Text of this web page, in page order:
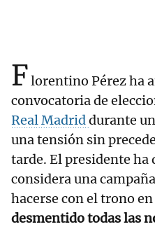
Florentino Pérez ha
convocatoria de
Real Madriddurante
una tensión sin
tarde. El presidente ha
considera una
hacerse con el trono
desmentido todas las